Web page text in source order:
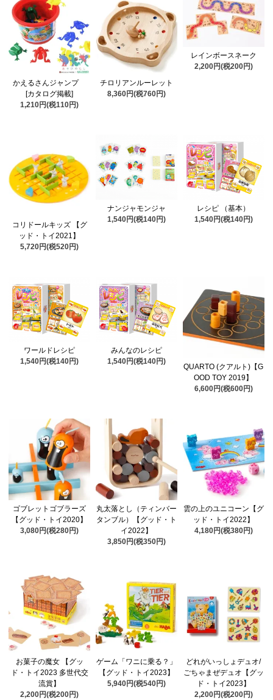
かえるさんジャンプ
[カタログ掲載]
1,210円(税110円)
チロリアンルーレット
8,360円(税760円)
レインボースネーク
2,200円(税200円)
コリドールキッズ 【グ
ッド・トイ2021】
5,720円(税520円)
ナンジャモンジャ
1,540円(税140円)
レシピ （基本）
1,540円(税140円)
ワールドレシピ
1,540円(税140円)
みんなのレシピ
1,540円(税140円)
QUARTO (クアルト)【G
OOD TOY 2019】
6,600円(税600円)
ゴブレットゴブラーズ
【グッド・トイ2020】
3,080円(税280円)
丸太落とし（ティンバー
タンブル）【グッド・ト
イ2022】
3,850円(税350円)
雲の上のユニコーン【グ
ッド・トイ2022】
4,180円(税380円)
お菓子の魔女 【グッ
ド・トイ2023 多世代交
流賞】
2,200円(税200円)
ゲーム「ワニに乗る？」
【グッド・トイ2023】
5,940円(税540円)
どれがいっしょデュオ/
ごちゃまぜデュオ【グッ
ド・トイ2023】
2,200円(税200円)